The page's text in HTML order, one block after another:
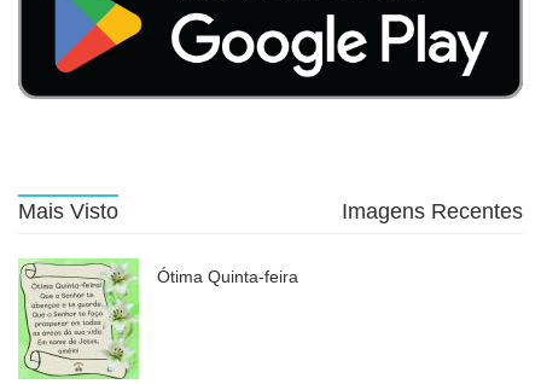
Mais Visto Imagens Recentes
Ótima Quinta-feira